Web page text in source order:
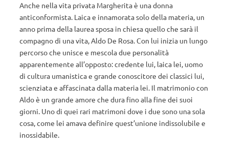
Anche nella vita privata Margherita è una donna
anticonformista. Laica e innamorata solo della materia, un
anno prima della laurea sposa in chiesa quello che sarà il
compagno di una vita, Aldo De Rosa. Con lui inizia un lungo
percorso che unisce e mescola due personalità
apparentemente all’opposto: credente lui, laica lei, uomo
di cultura umanistica e grande conoscitore dei classici lui,
scienziata e affascinata dalla materia lei. Il matrimonio con
Aldo è un grande amore che dura fino alla fine dei suoi
giorni. Uno di quei rari matrimoni dove i due sono una sola
cosa, come lei amava definire quest’unione indissolubile e
inossidabile.